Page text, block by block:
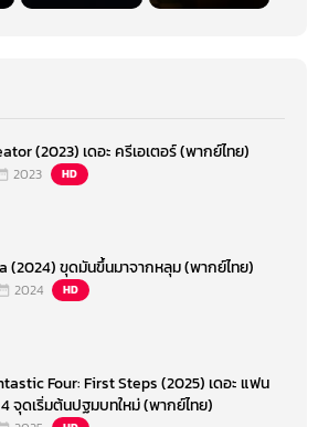
(2023) เดอะ ครีเอเตอร์ (พากย์ไทย)
2023 HD
(2024) ขุดมันขึ้นมาจากหลุม (พากย์ไทย)
2024 HD
Four: First Steps (2025) เดอะ แฟน
จุดเริ่มต้นปฐมบทใหม่ (พากย์ไทย)